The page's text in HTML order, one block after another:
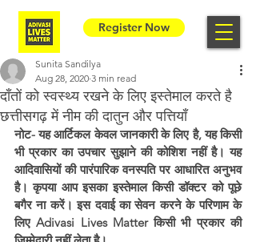
Register Now
दाँतों को स्वस्थ्य रखने के लिए इस्तेमाल करते है
छत्तीसगढ़ में नीम की दातुन और पत्तियाँ
Sunita Sandilya
Aug 28, 2020 3 min read
नोट- यह आर्टिकल केवल जानकारी के लिए है, यह किसी
भी प्रकार का उपचार सुझाने की कोशिश नहीं है। यह
आदिवासियों की पारंपारिक वनस्पति पर आधारित अनुभव
है। कृपया आप इसका इस्तेमाल किसी डॉक्टर को पूछे
बगैर ना करें। इस दवाई का सेवन करने के परिणाम के
लिए Adivasi Lives Matter किसी भी प्रकार की